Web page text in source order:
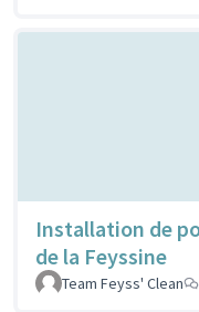
Installation de
de la Feyssine
Team Feyss' Clean